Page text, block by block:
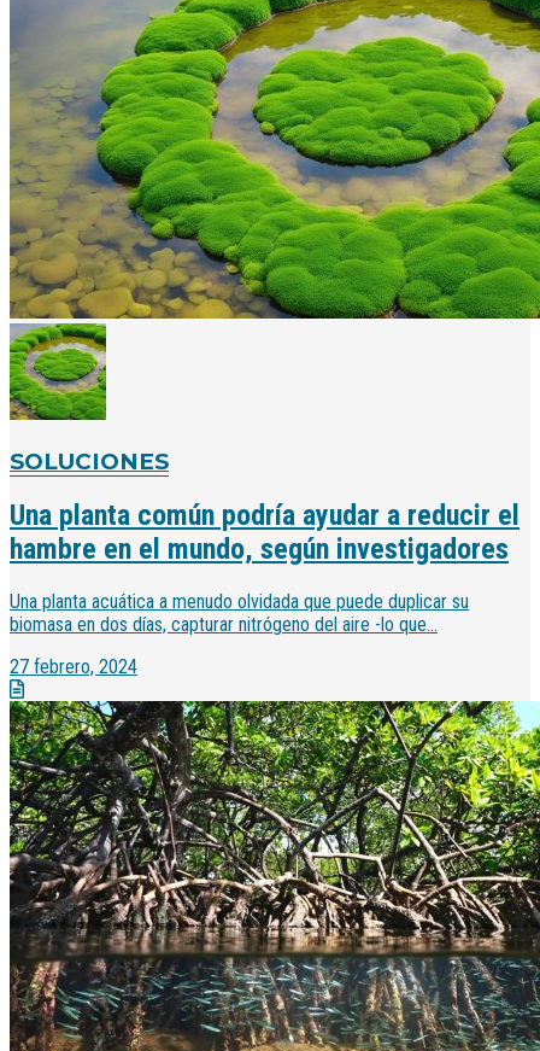
SOLUCIONES
Una planta común podría ayudar a reducir el
hambre en el mundo, según investigadores
Una planta acuática a menudo olvidada que puede duplicar su
biomasa en dos días, capturar nitrógeno del aire -lo que...
27 febrero, 2024